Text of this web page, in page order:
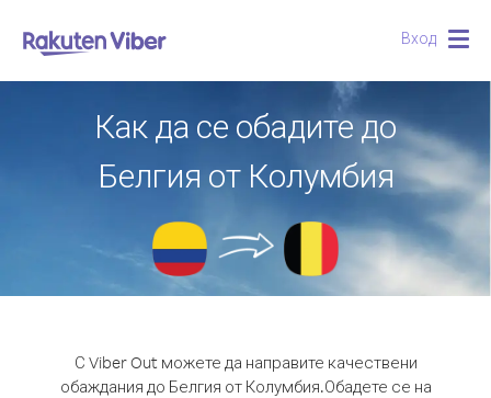
Вход
Как да се обадите до
Белгия от Колумбия
С Viber Out можете да направите качествени
обаждания до Белгия от Колумбия.Обадете се на